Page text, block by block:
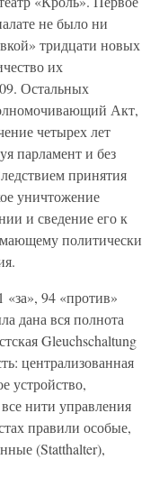
не было ни
тридцати новых
их
Остальных
Акт,
четырех лет
парламент и без
принятия
уничтожение
и сведение его к
политически
«за», 94 «против»
дана вся полнота
Gleuchschaltung
централизованная
устройство,
нити управления
правили особые,
(Statthalter),